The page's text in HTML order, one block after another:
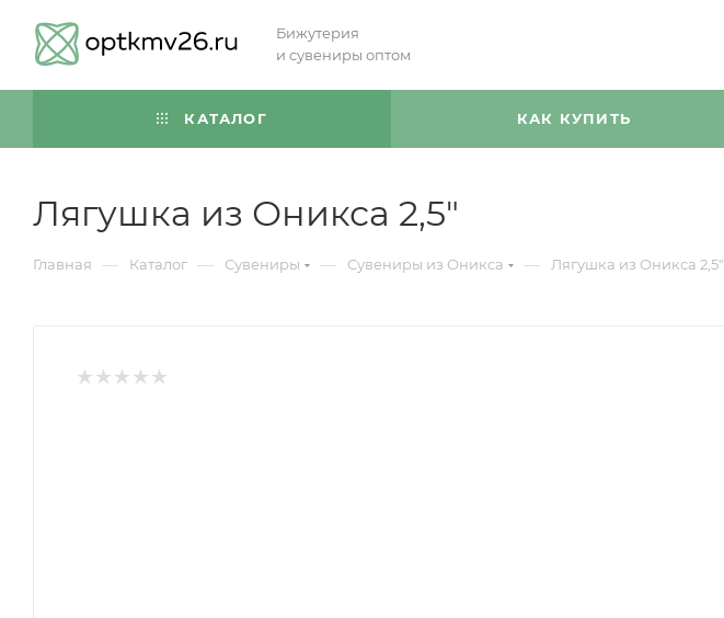
Бижутерия
и сувениры оптом
КАТАЛОГ КАК КУПИТЬ
Лягушка из Оникса 2,5"
Главная — Каталог — Сувениры — Сувениры из Оникса — Лягушка из Оникса 2,5"